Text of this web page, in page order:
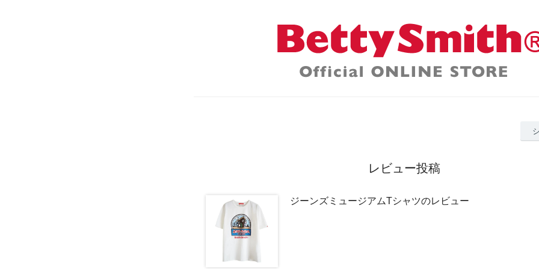
レビュー投稿
ジーンズミュージアムTシャツのレビュー